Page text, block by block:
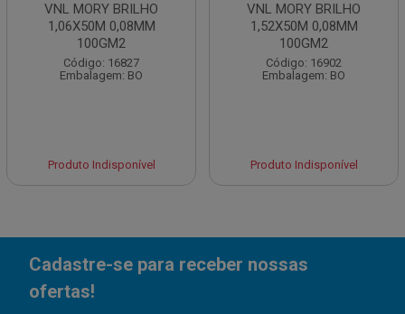
VNL MORY BRILHO
1,06X50M 0,08MM
100GM2
Código: 16827
Embalagem: BO
Produto Indisponível
VNL MORY BRILHO
1,52X50M 0,08MM
100GM2
Código: 16902
Embalagem: BO
Produto Indisponível
Cadastre-se para receber nossas
ofertas!